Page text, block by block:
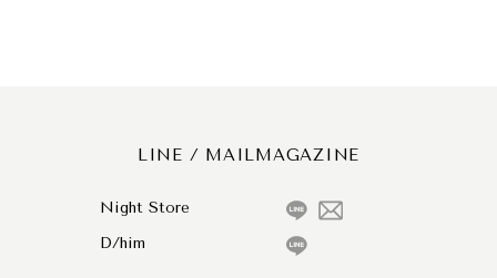
LINE / MAILMAGAZINE
Night Store
D/him